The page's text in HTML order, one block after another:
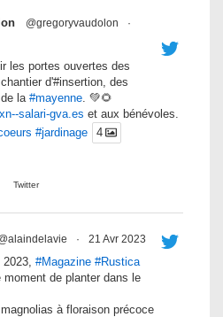
@gregoryvaudolon
·
les portes ouvertes des
d'#insertion, des
la #mayenne. 💚🌻
salari-gva.es et aux bénévoles.
#jardinage 4
Twitter
· 21 Avr 2023
#Magazine #Rustica
moment de planter dans le
à floraison précoce